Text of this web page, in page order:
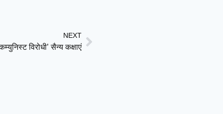
NEXT
विरोधी’ सैन्य कक्षाएं